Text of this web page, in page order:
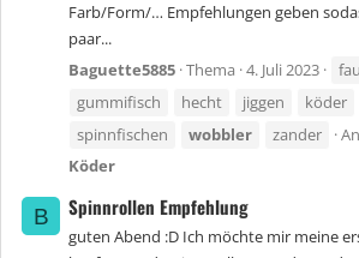
Farb/Form/… Empfehlungen geben
paar...
Baguette5885 Thema 4. Juli 2023
gummifisch
hecht jiggen köder
spinnfischen
wobbler zander
Köder
B Spinnrollen Empfehlung
guten Abend :D Ich möchte mir meine